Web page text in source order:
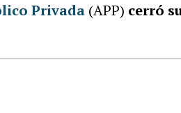
Privada (APP) cerró